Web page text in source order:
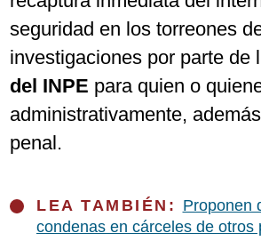
seguridad en los torreones
investigaciones por parte de
del INPE para quien o
administrativamente,
penal.
LEA TAMBIÉN: Proponen
condenas en cárceles de otros